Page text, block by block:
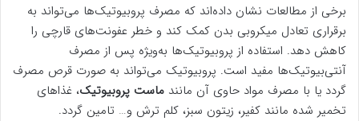
برخی از مطالعات نشان داده‌اند که مصرف پروبیوتیک‌ها می‌تواند به
برقراری تعادل میکروبی بدن کمک کند و خطر عفونت‌های قارچی را
کاهش دهد. استفاده از پروبیوتیک‌ها به‌ویژه پس از مصرف
آنتی‌بیوتیک‌ها مفید است. پروبیوتیک می‌تواند به صورت قرص مصرف
گردد یا با مصرف مواد حاوی آن مانند ماست پروبیوتیک، غذاهای
تخمیر شده مانند کفیر، زیتون سبز، کلم ترش و… تامین گردد.